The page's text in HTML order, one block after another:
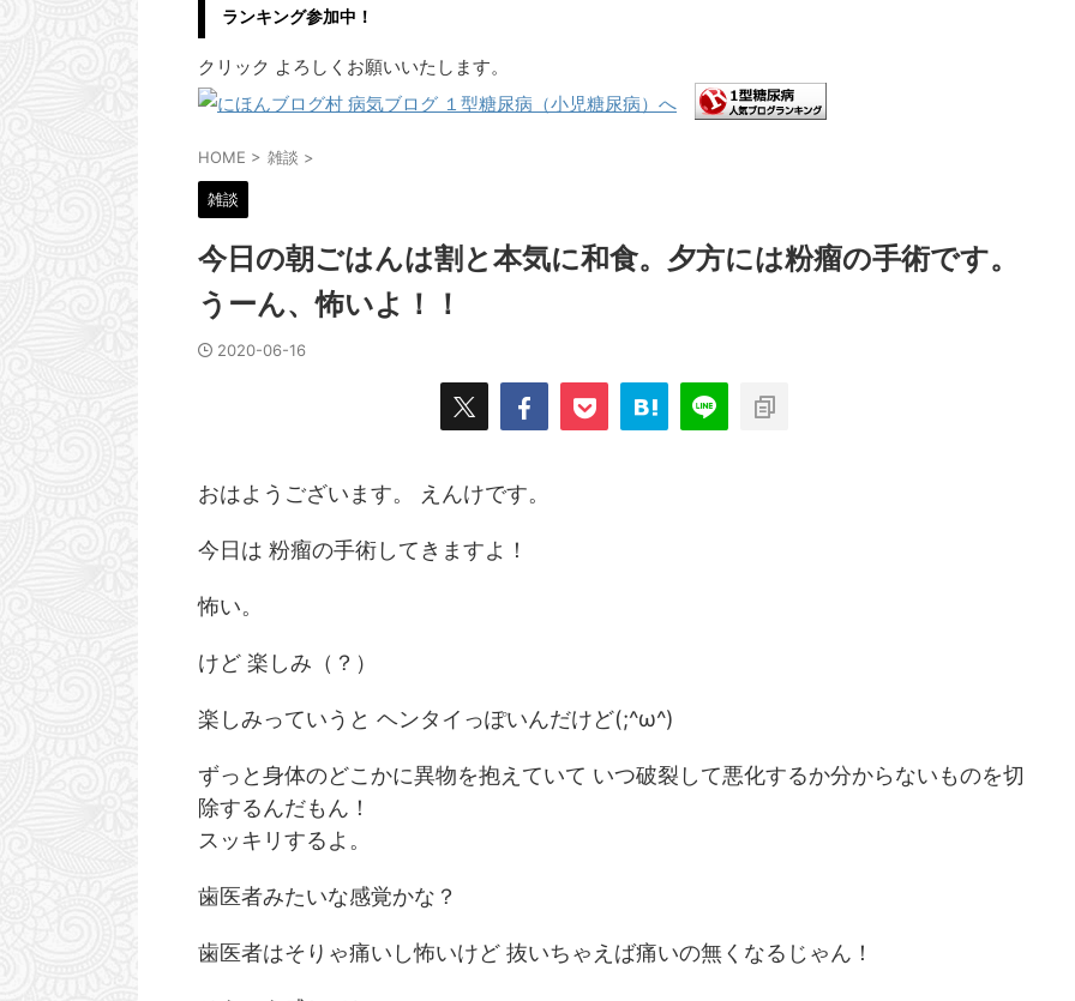
ランキング参加中！
クリック よろしくお願いいたします。
HOME > 雑談 >
雑談
今日の朝ごはんは割と本気に和食。夕方には粉瘤の手術です。
うーん、怖いよ！！
2020-06-16
おはようございます。 えんけです。
今日は 粉瘤の手術してきますよ！
怖い。
けど 楽しみ（？）
楽しみっていうと ヘンタイっぽいんだけど(;^ω^)
ずっと身体のどこかに異物を抱えていて いつ破裂して悪化するか分からないものを切
除するんだもん！
スッキリするよ。
歯医者みたいな感覚かな？
歯医者はそりゃ痛いし怖いけど 抜いちゃえば痛いの無くなるじゃん！